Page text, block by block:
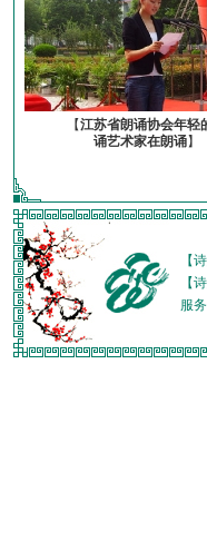
【江苏省朗诵协会年轻
诵艺术家在朗诵】
【
【
服